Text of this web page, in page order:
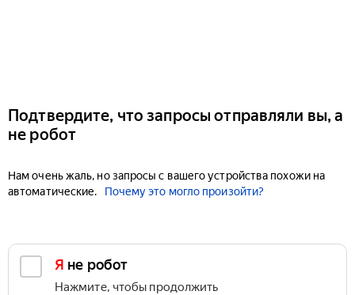
Подтвердите, что запросы отправляли вы, а
не робот
Нам очень жаль, но запросы с вашего устройства похожи на
автоматические.
Почему это могло произойти?
Я не робот
Нажмите, чтобы продолжить